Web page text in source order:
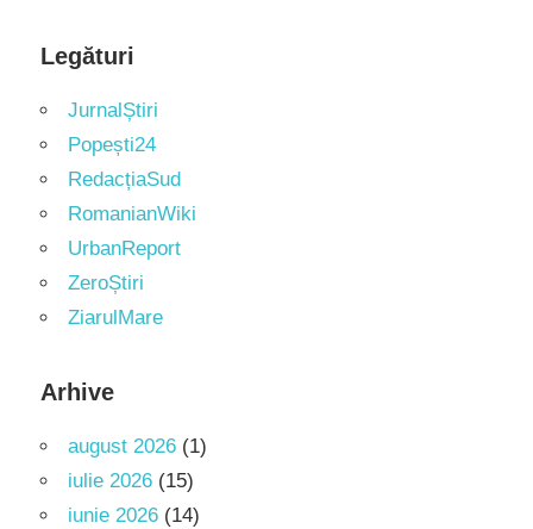
Legături
JurnalȘtiri
Popești24
RedacțiaSud
RomanianWiki
UrbanReport
ZeroȘtiri
ZiarulMare
Arhive
august 2026 (1)
iulie 2026 (15)
iunie 2026 (14)